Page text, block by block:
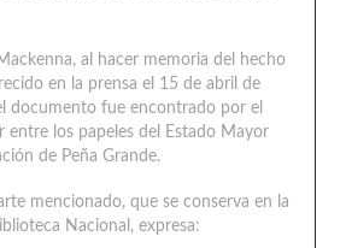
al hacer memoria del hecho
en la prensa el 15 de abril de
documento fue encontrado por el
entre los papeles del Estado Mayor
de Peña Grande.
mencionado, que se conserva en la
Nacional, expresa: